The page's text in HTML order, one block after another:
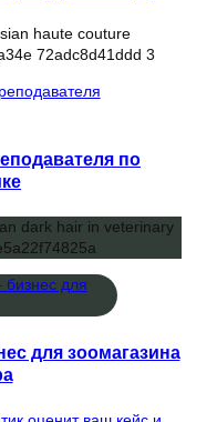
по
для зоомагазина